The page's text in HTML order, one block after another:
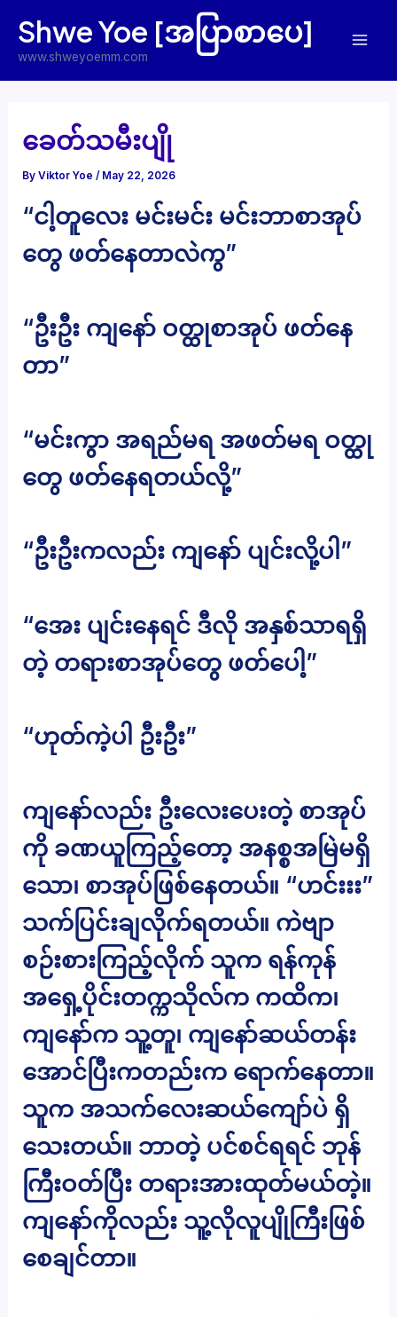
content
Shwe Yoe [အပြာစာပေ]
www.shweyoemm.com
ခေတ်သမီးပျို
ByViktor Yoe/ May 22, 2026
“ငါ့တူလေး မင်းမင်း မင်းဘာစာအုပ်
တွေ ဖတ်နေတာလဲကွ”
“ဦးဦး ကျနော် ဝတ္ထုစာအုပ် ဖတ်နေ
တာ”
“မင်းကွာ အရည်မရ အဖတ်မရ ဝတ္ထု
တွေ ဖတ်နေရတယ်လို့”
“ဦးဦးကလည်း ကျနော် ပျင်းလို့ပါ”
“အေး ပျင်းနေရင် ဒီလို အနှစ်သာရရှိ
တဲ့ တရားစာအုပ်တွေ ဖတ်ပေါ့”
“ဟုတ်ကဲ့ပါ ဦးဦး”
ကျနော်လည်း ဦးလေးပေးတဲ့ စာအုပ်
ကို ခဏယူကြည့်တော့ အနစ္စအမြဲမရှိ
သော၊ စာအုပ်ဖြစ်နေတယ်။ “ဟင်းးး”
သက်ပြင်းချလိုက်ရတယ်။ ကဲဗျာ
စဉ်းစားကြည့်လိုက် သူက ရန်ကုန်
အရှေ့ပိုင်းတက္ကသိုလ်က ကထိက၊
ကျနော်က သူ့တူ၊ ကျနော်ဆယ်တန်း
အောင်ပြီးကတည်းက ရောက်နေတာ။
သူက အသက်လေးဆယ်ကျော်ပဲ ရှိ
သေးတယ်။ ဘာတဲ့ ပင်စင်ရရင် ဘုန်
ကြီးဝတ်ပြီး တရားအားထုတ်မယ်တဲ့။
ကျနော်ကိုလည်း သူ့လိုလူပျိုကြီးဖြစ်
စေချင်တာ။